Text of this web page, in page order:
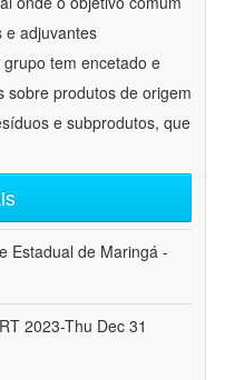
e adjuvantes
tem encetado e
sobre produtos de origem
e subprodutos, que
Estadual de Maringá -
2023-Thu Dec 31